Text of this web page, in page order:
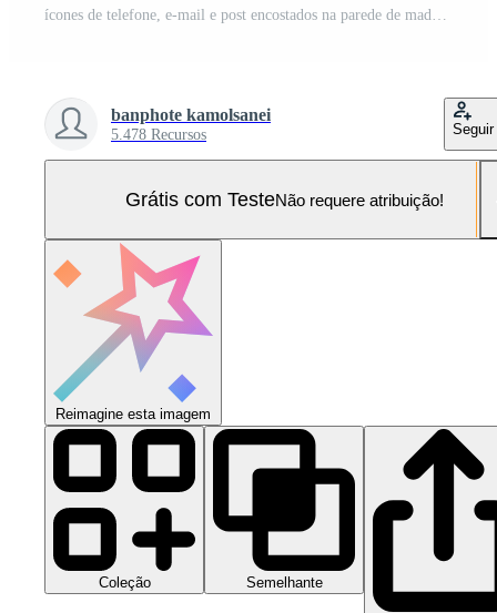
ícones de telefone, e-mail e post encostados na parede de madeira. copie o espaço. Contate-Nos. Foto Pro
banphote kamolsanei
5.478 Recursos Seguir
Grátis com TesteNão requere atribuição!
Reimagine esta imagem
Coleção Semelhante